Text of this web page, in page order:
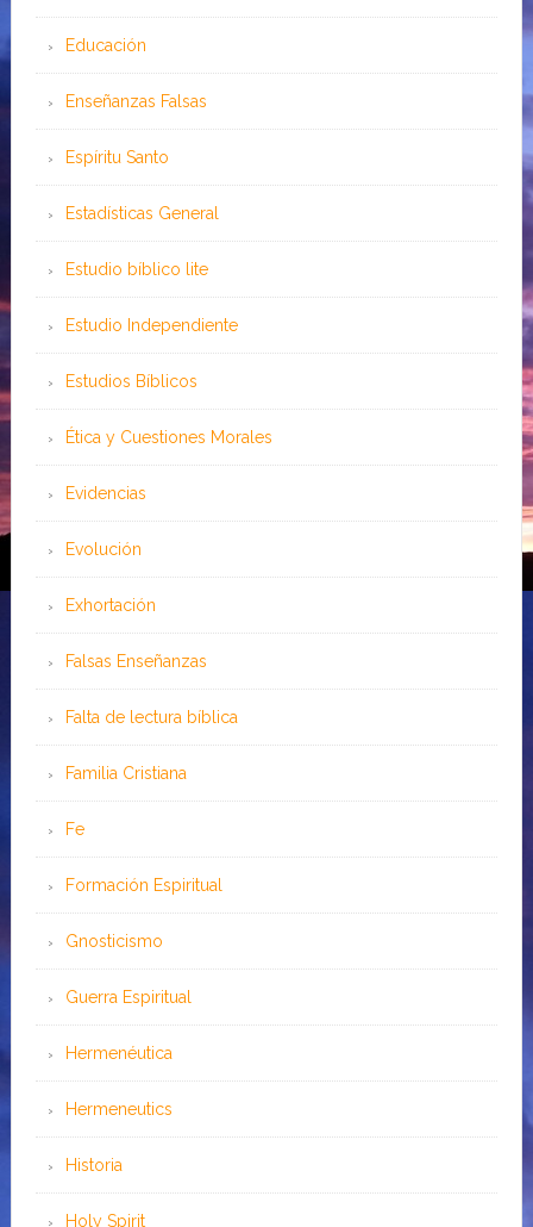
Educación
Enseñanzas Falsas
Espíritu Santo
Estadísticas General
Estudio bíblico lite
Estudio Independiente
Estudios Bíblicos
Ética y Cuestiones Morales
Evidencias
Evolución
Exhortación
Falsas Enseñanzas
Falta de lectura bíblica
Familia Cristiana
Fe
Formación Espiritual
Gnosticismo
Guerra Espiritual
Hermenéutica
Hermeneutics
Historia
Holy Spirit